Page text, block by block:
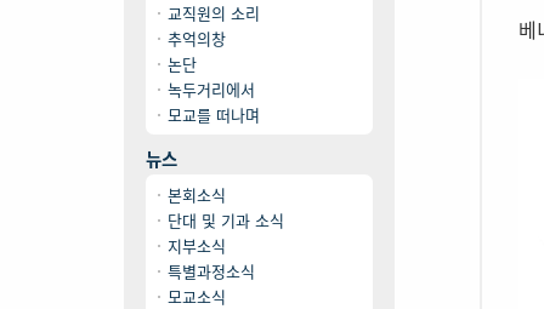
교직원의 소리
추억의창
논단
녹두거리에서
모교를 떠나며
뉴스
본회소식
단대 및 기과 소식
지부소식
특별과정소식
모교소식
베